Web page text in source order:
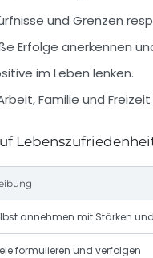
und Grenzen
Erfolge anerkennen
im Leben lenken.
Familie und
annehmen mit Stärken
formulieren und verfolgen